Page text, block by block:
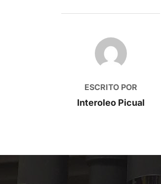
AUTOR DE LA PUBLICACIÓN
ESCRITO POR
Interoleo Picual